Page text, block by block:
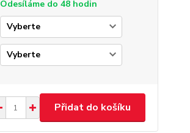
Odesíláme do 48 hodin
Přidat do košíku